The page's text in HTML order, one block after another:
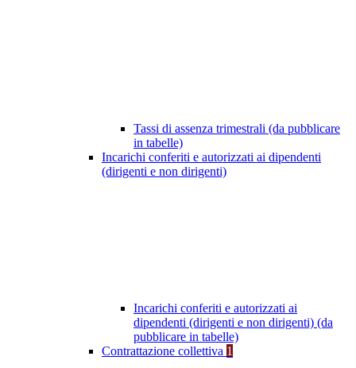
Tassi di assenza trimestrali (da pubblicare
in tabelle)
Incarichi conferiti e autorizzati ai dipendenti
(dirigenti e non dirigenti)
Incarichi conferiti e autorizzati ai
dipendenti (dirigenti e non dirigenti) (da
pubblicare in tabelle)
Contrattazione collettiva 1